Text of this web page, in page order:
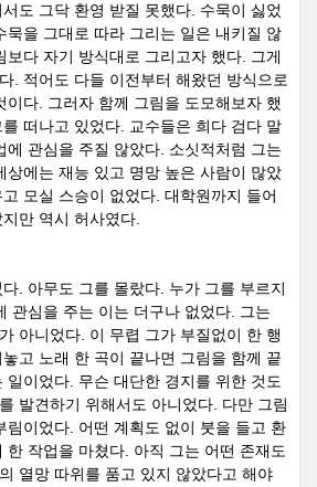
도 그닥 환영 받질 못했다. 수묵이 싫었
묵을 그대로 따라 그리는 일은 내키질 않
보다 자기 방식대로 그리고자 했다. 그게
. 적어도 다들 이전부터 해왔던 방식으로
이다. 그러자 함께 그림을 도모해보자 했
떠나고 있었다. 교수들은 희다 검다 말
에 관심을 주질 않았다. 소싯적처럼 그는
상에는 재능 있고 명망 높은 사람이 많았
모실 스승이 없었다. 대학원까지 들어
만 역시 허사였다.
다. 아무도 그를 몰랐다. 누가 그를 부르지
관심을 주는 이는 더구나 없었다. 그는
아니었다. 이 무렵 그가 부질없이 한 행
고 노래 한 곡이 끝나면 그림을 함께 끝
일이었다. 무슨 대단한 경지를 위한 것도
발견하기 위해서도 아니었다. 다만 그림
림이었다. 어떤 계획도 없이 붓을 들고 환
한 작업을 마쳤다. 아직 그는 어떤 존재도
열망 따위를 품고 있지 않았다고 해야